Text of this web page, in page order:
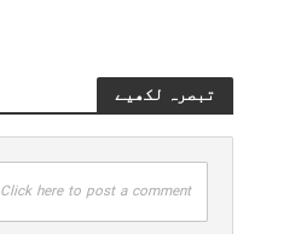
تبصرہ لکھیے
Click here to post a comment